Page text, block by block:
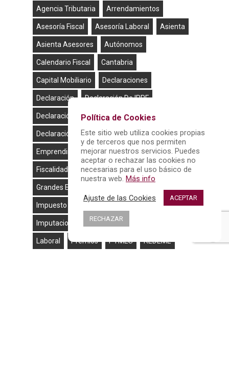
Agencia Tributaria Arrendamientos
Asesoría Fiscal Asesoría Laboral Asienta
Asienta Asesores Autónomos
Calendario Fiscal Cantabria
Capital Mobiliario Declaraciones
Declaración Declaración De IRPF
Declaración De La Renta
Declaración Mensual Emprendedor
Emprendimiento EMPRESAS Fiscal
Fiscalidad Ganancias Patrimoniales
Grandes Empresas
Impuesto De Sociedades
Imputaciones De Renta IRPF
Laboral Premios PYMES REDEME
Política de Cookies
Este sitio web utiliza cookies propias
y de terceros que nos permiten
mejorar nuestros servicios. Puedes
aceptar o rechazar las cookies no
necesarias para el uso básico de
nuestra web. Más info
Ajuste de las Cookies ACEPTAR
RECHAZAR